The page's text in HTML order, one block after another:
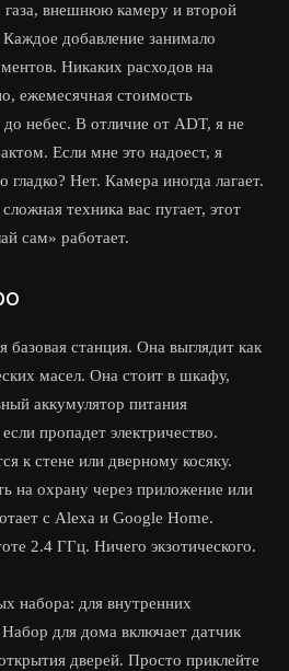
газа, внешнюю камеру и второй
добавление занимало
Никаких расходов на
ежемесячная стоимость
до небес. В отличие от ADT, я не
Если мне это надоест, я
гладко? Нет. Камера иногда лагает.
техника вас пугает, этот
сам» работает.
базовая станция. Она выглядит как
масел. Она стоит в шкафу,
аккумулятор питания
пропадет электричество.
к стене или дверному косяку.
на охрану через приложение или
с Alexa и Google Home.
2.4 ГГц. Ничего экзотического.
набора: для внутренних
для дома включает датчик
дверей. Просто приклейте